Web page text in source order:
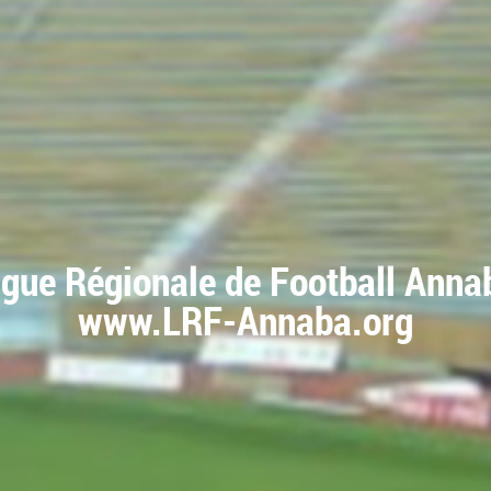
Régionale de Football
www.LRF-Annaba.org